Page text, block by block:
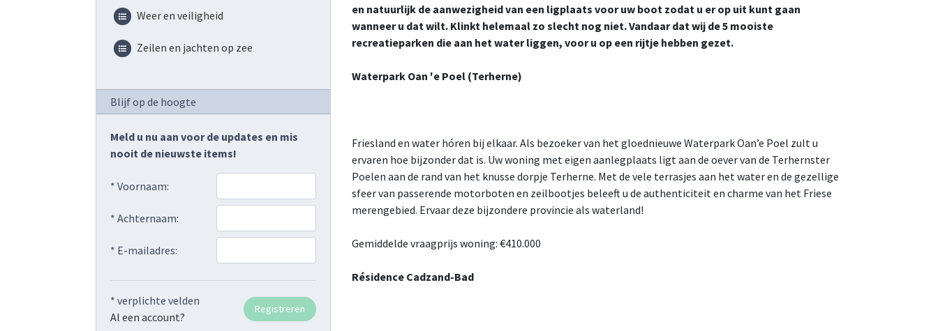
Weer en veiligheid
Zeilen en jachten op zee
Blijf op de hoogte
Meld u nu aan voor de updates en mis
nooit de nieuwste items!
* Voornaam:
* Achternaam:
* E-mailadres:
* verplichte velden
Al een account?
en natuurlijk de aanwezigheid van een ligplaats voor uw boot zodat u er op uit kunt gaan
wanneer u dat wilt. Klinkt helemaal zo slecht nog niet. Vandaar dat wij de 5 mooiste
recreatieparken die aan het water liggen, voor u op een rijtje hebben gezet.
Waterpark Oan 'e Poel (Terherne)
Friesland en water hóren bij elkaar. Als bezoeker van het gloednieuwe Waterpark Oan’e Poel zult u
ervaren hoe bijzonder dat is. Uw woning met eigen aanlegplaats ligt aan de oever van de Terhernster
Poelen aan de rand van het knusse dorpje Terherne. Met de vele terrasjes aan het water en de gezellige
sfeer van passerende motorboten en zeilbootjes beleeft u de authenticiteit en charme van het Friese
merengebied. Ervaar deze bijzondere provincie als waterland!
Gemiddelde vraagprijs woning: €410.000
Résidence Cadzand-Bad